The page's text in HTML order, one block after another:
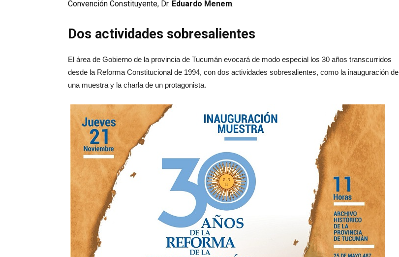
Convención Constituyente, Dr. Eduardo Menem.
Dos actividades sobresalientes
El área de Gobierno de la provincia de Tucumán evocará de modo especial los 30 años transcurridos
desde la Reforma Constitucional de 1994, con dos actividades sobresalientes, como la inauguración de
una muestra y la charla de un protagonista.